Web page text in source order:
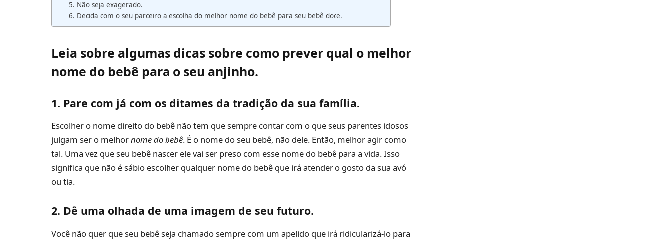
5. Não seja exagerado.
6. Decida com o seu parceiro a escolha do melhor nome do bebê para seu bebê doce.
Leia sobre algumas dicas sobre como prever qual o melhor
nome do bebê para o seu anjinho.
1. Pare com já com os ditames da tradição da sua família.
Escolher o nome direito do bebê não tem que sempre contar com o que seus parentes idosos
julgam ser o melhornome do bebê. É o nome do seu bebê, não dele. Então, melhor agir como
tal. Uma vez que seu bebê nascer ele vai ser preso com esse nome do bebê para a vida. Isso
significa que não é sábio escolher qualquer nome do bebê que irá atender o gosto da sua avó
ou tia.
2. Dê uma olhada de uma imagem de seu futuro.
Você não quer que seu bebê seja chamado sempre com um apelido que irá ridicularizá-lo para